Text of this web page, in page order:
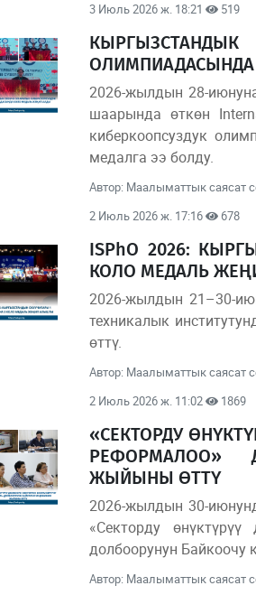
3 Июль 2026 ж. 18:21
519
2026-жылдын 28-
шаарында өткөн
киберкоопсуздук
медалга ээ болду.
Автор: Маалыматтык саясат
2 Июль 2026 ж. 17:16
678
ISPhO 2026:
КОЛО МЕДАЛЬ
2026-жылдын 21–30-
техникалык
өттү.
Автор: Маалыматтык саясат
2 Июль 2026 ж. 11:02
1869
«СЕКТОРДУ
РЕФОРМАЛОО»
ЖЫЙЫНЫ ӨТТҮ
2026-жылдын 30-
«Секторду
долбоорунун Байкоочу
Автор: Маалыматтык саясат